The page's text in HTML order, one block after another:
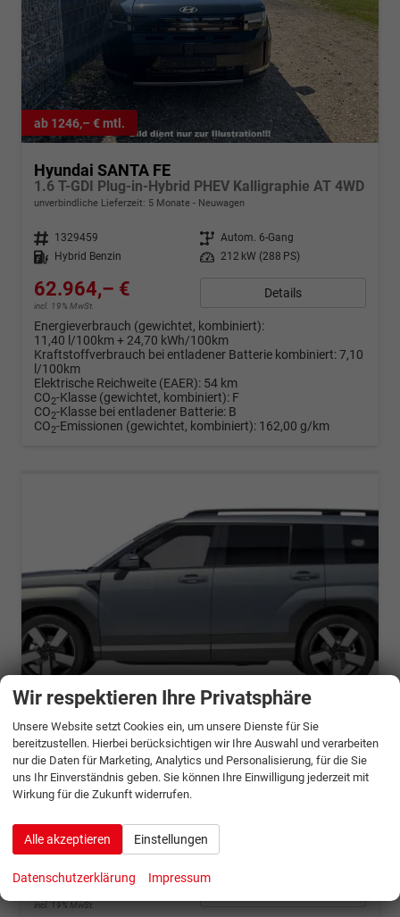
ab 1246,– € mtl.
Hyundai SANTA FE
1.6 T-GDI Plug-in-Hybrid PHEV Kalligraphie AT 4WD
unverbindliche Lieferzeit: 5 Monate Neuwagen
Fahrzeugnr. 1329459 Getriebe Autom. 6-Gang
Kraftstoff
Hybrid Benzin Leistung 212 kW (288 PS)
62.964,– €
incl. 19% MwSt.
Details
Energieverbrauch (gewichtet, kombiniert):
11,40 l/100km + 24,70 kWh/100km
Kraftstoffverbrauch bei entladener Batterie kombiniert:7,10
l/100km
Elektrische Reichweite (EAER): 54 km
CO2-Klasse (gewichtet, kombiniert): F
CO2-Klasse bei entladener Batterie: B
CO2-Emissionen (gewichtet, kombiniert): 162,00 g/km
ab 1290,– € mtl.
Hyundai SANTA FE
Calligraphy Bose ParkAssist 360°Kamera Head-up
unverbindliche Lieferzeit:
Fahrzeugnr. 1301927
Kraftstoff Hybrid Benzin Leistung
65.143,– €
incl. 19% MwSt.
Wir respektieren Ihre Privatsphäre
Unsere Website setzt Cookies ein, um unsere Dienste für Sie
bereitzustellen. Hierbei berücksichtigen wir Ihre Auswahl und verarbeiten
nur die Daten für Marketing, Analytics und Personalisierung, für die Sie
uns Ihr Einverständnis geben. Sie können Ihre Einwilligung jederzeit mit
Wirkung für die Zukunft widerrufen.
Alle akzeptieren Einstellungen
Datenschutzerklärung Impressum